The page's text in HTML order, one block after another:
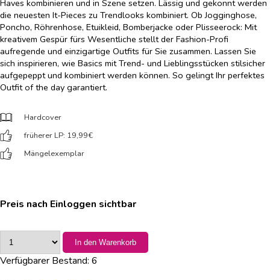
Haves kombinieren und in Szene setzen. Lässig und gekonnt werden
die neuesten It-Pieces zu Trendlooks kombiniert. Ob Jogginghose,
Poncho, Röhrenhose, Etuikleid, Bomberjacke oder Plisseerock: Mit
kreativem Gespür fürs Wesentliche stellt der Fashion-Profi
aufregende und einzigartige Outfits für Sie zusammen. Lassen Sie
sich inspirieren, wie Basics mit Trend- und Lieblingsstücken stilsicher
aufgepeppt und kombiniert werden können. So gelingt Ihr perfektes
Outfit of the day garantiert.
Hardcover
früherer LP: 19,99€
Mängelexemplar
Preis nach Einloggen sichtbar
In den Warenkorb
Verfügbarer Bestand: 6